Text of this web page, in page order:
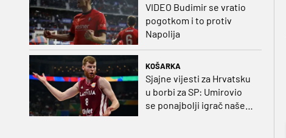
VIDEO Budimir se vratio
pogotkom i to protiv
Napolija
KOŠARKA
Sjajne vijesti za Hrvatsku
u borbi za SP: Umirovio
se ponajbolji igrač našeg